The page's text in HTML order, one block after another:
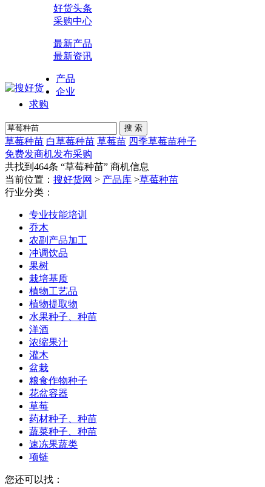
好货头条
采购中心
最新产品
最新资讯
产品
企业
求购
搜 索
草莓种苗 白草莓种苗 草莓苗 四季草莓苗种子
免费发商机发布采购
共找到464条 “草莓种苗” 商机信息
当前位置： 搜好货网 > 产品库 >草莓种苗
行业分类：
专业技能培训
乔木
农副产品加工
冲调饮品
果树
栽培基质
植物工艺品
植物提取物
水果种子、种苗
洋酒
浓缩果汁
灌木
盆栽
粮食作物种子
花盆容器
草莓
药材种子、种苗
蔬菜种子、种苗
速冻果蔬类
项链
您还可以找：